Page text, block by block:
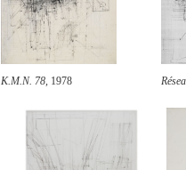
K.M.N. 78, 1978